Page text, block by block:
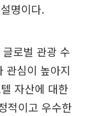
명이다.
로벌 관광 수
관심이 높아지
자산에 대한
적이고 우수한